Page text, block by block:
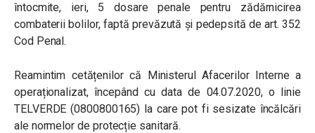
întocmite, ieri, 5 dosare penale pentru zădărnicirea
combaterii bolilor, faptă prevăzută și pedepsită de art. 352
Cod Penal.
Reamintim cetățenilor că Ministerul Afacerilor Interne a
operaționalizat, începând cu data de 04.07.2020, o linie
TELVERDE (0800800165) la care pot fi sesizate încălcări
ale normelor de protecție sanitară.